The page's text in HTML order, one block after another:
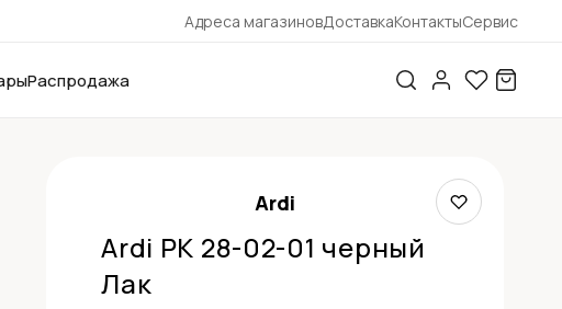
Адреса магазиновДоставкаКонтактыСервис
Распродажа
Ardi
Ardi РК 28-02-01 черный
Лак